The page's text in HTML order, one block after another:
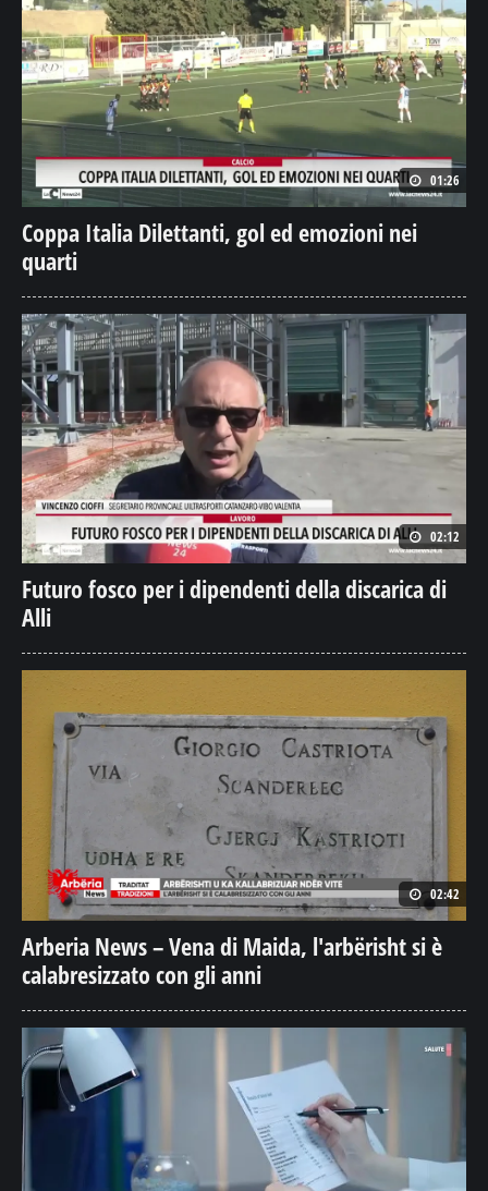
01:26
Coppa Italia Dilettanti, gol ed emozioni nei
quarti
02:12
Futuro fosco per i dipendenti della discarica di
Alli
02:42
Arberia News – Vena di Maida, l'arbërisht si è
calabresizzato con gli anni